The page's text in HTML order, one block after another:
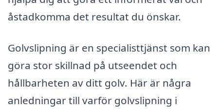
åstadkomma det resultat du önskar.
Golvslipning är en specialisttjänst som kan
göra stor skillnad på utseendet och
hållbarheten av ditt golv. Här är några
anledningar till varför golvslipning i